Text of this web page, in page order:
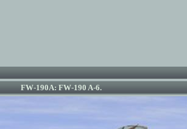
FW-190A: FW-190 A-6.